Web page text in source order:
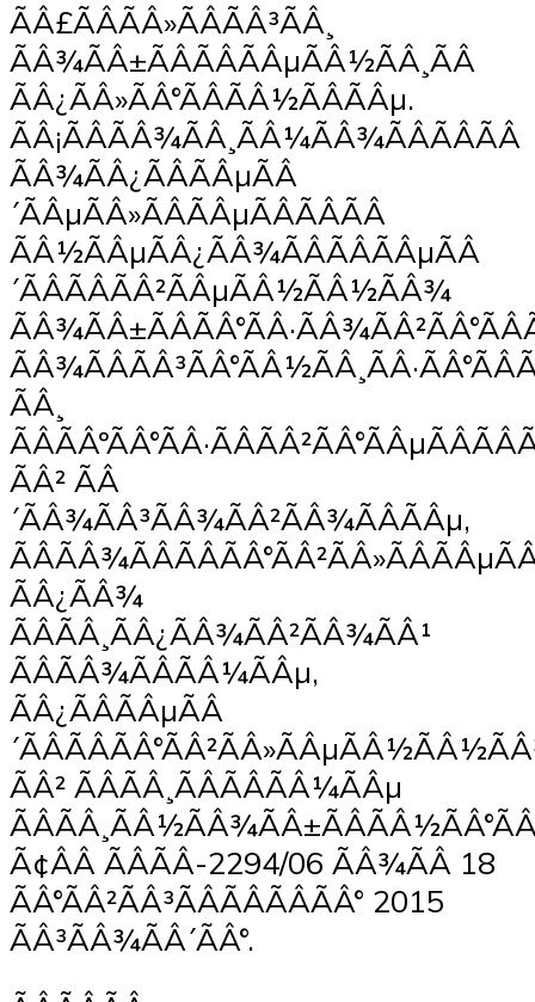
ÃÂ£ÃÂÃÂ»ÃÂÃÂ³ÃÂ¸
ÃÂ¾ÃÂ±ÃÂÃÂÃÂµÃÂ½ÃÂ¸ÃÂ
ÃÂ¿ÃÂ»ÃÂ°ÃÂÃÂ½ÃÂÃÂµ.
ÃÂ¡ÃÂÃÂ¾ÃÂ¸ÃÂ¼ÃÂ¾ÃÂÃÂÃÂ
ÃÂ¾ÃÂ¿ÃÂÃÂµÃÂ
´ÃÂµÃÂ»ÃÂÃÂµÃÂÃÂÃÂ
ÃÂ½ÃÂµÃÂ¿ÃÂ¾ÃÂÃÂÃÂµÃÂ
´ÃÂÃÂÃÂ²ÃÂµÃÂ½ÃÂ½ÃÂ¾
ÃÂ¸
ÃÂ² ÃÂ
´ÃÂ¾ÃÂ³ÃÂ¾ÃÂ²ÃÂ¾ÃÂÃÂµ,
ÃÂ¿ÃÂ¾
ÃÂÃÂ¸ÃÂ¿ÃÂ¾ÃÂ²ÃÂ¾ÃÂ¹
ÃÂÃÂ¾ÃÂÃÂ¼ÃÂµ,
ÃÂ¿ÃÂÃÂµÃÂ
ÃÂ² ÃÂÃÂ¸ÃÂÃÂÃÂ¼ÃÂµ
Ã¢ÂÂ ÃÂÃÂ-2294/06 ÃÂ¾ÃÂ 18
ÃÂ°ÃÂ²ÃÂ³ÃÂÃÂÃÂÃÂ° 2015
ÃÂ³ÃÂ¾ÃÂ´ÃÂ°.